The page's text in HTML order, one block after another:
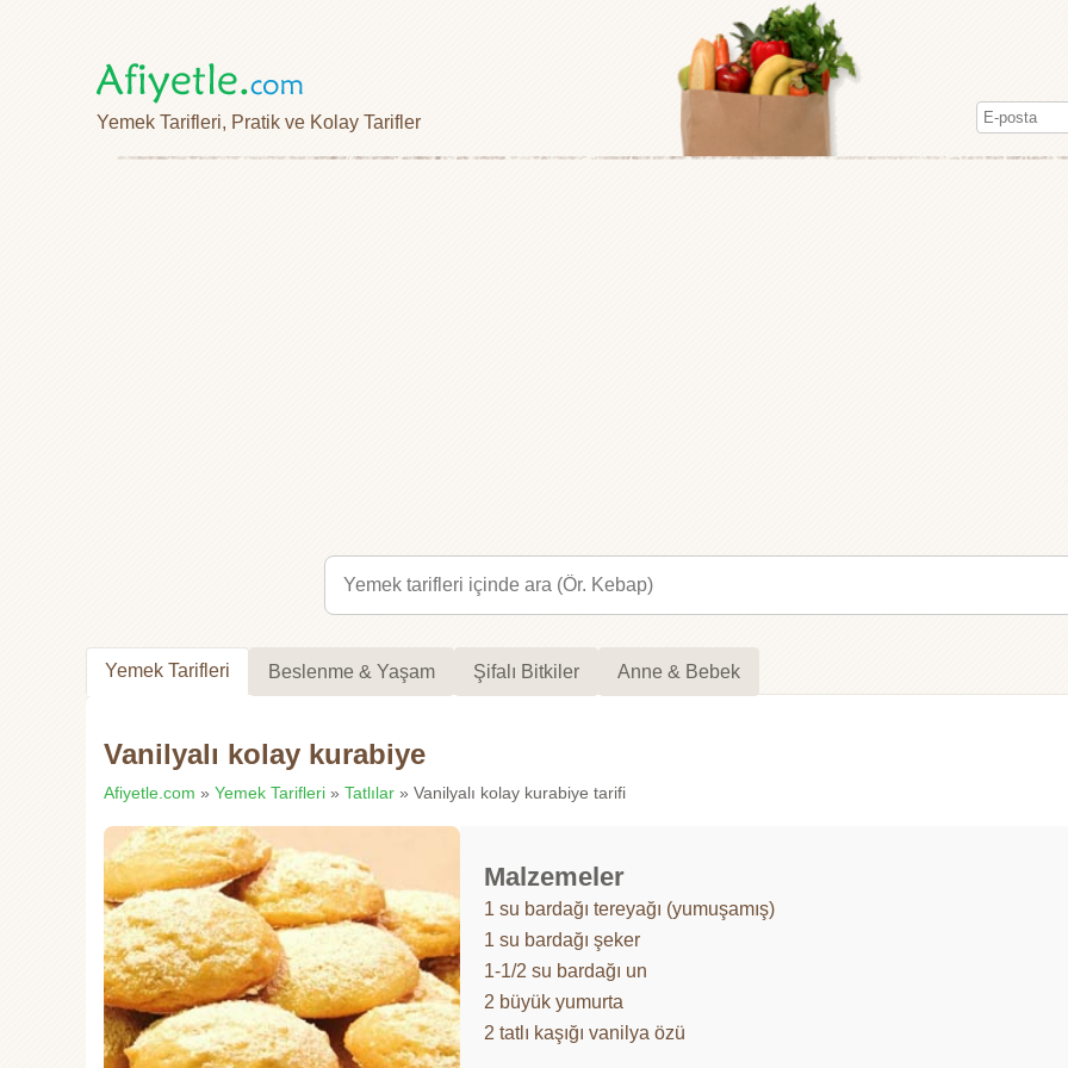
Yemek Tarifleri, Pratik ve Kolay Tarifler
Yemek Tarifleri Beslenme & Yaşam Şifalı Bitkiler Anne & Bebek
Vanilyalı kolay kurabiye
Afiyetle.com » Yemek Tarifleri » Tatlılar » Vanilyalı kolay kurabiye tarifi
Malzemeler
1 su bardağı tereyağı (yumuşamış)
1 su bardağı şeker
1-1/2 su bardağı un
2 büyük yumurta
2 tatlı kaşığı vanilya özü